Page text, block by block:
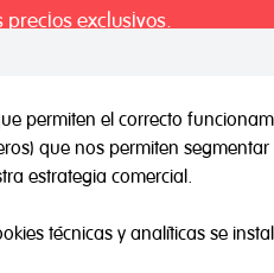
exclusivos.
Catálogos Blog
permiten el correcto
que nos permiten
estrategia comercial.
técnicas y analíticas se